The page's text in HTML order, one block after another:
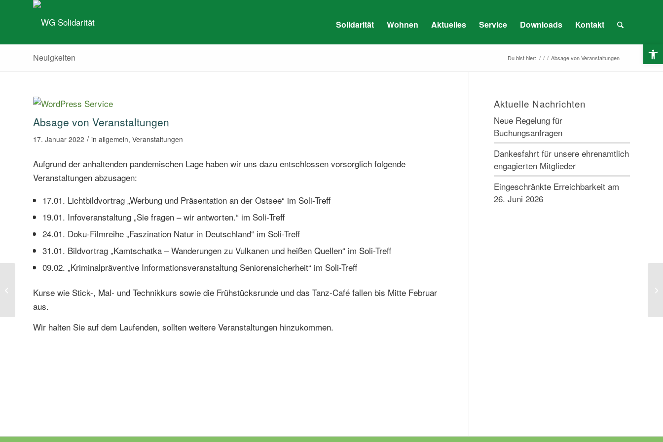
Solidarität Wohnen Aktuelles Service Downloads Kontakt
Neuigkeiten Du bist hier: / / / Absage von Veranstaltungen
Absage von Veranstaltungen
17. Januar 2022 / in allgemein, Veranstaltungen
Aufgrund der anhaltenden pandemischen Lage haben wir uns dazu entschlossen vorsorglich folgende
Veranstaltungen abzusagen:
17.01. Lichtbildvortrag „Werbung und Präsentation an der Ostsee“ im Soli-Treff
19.01. Infoveranstaltung „Sie fragen – wir antworten.“ im Soli-Treff
24.01. Doku-Filmreihe „Faszination Natur in Deutschland“ im Soli-Treff
31.01. Bildvortrag „Kamtschatka – Wanderungen zu Vulkanen und heißen Quellen“ im Soli-Treff
09.02. „Kriminalpräventive Informationsveranstaltung Seniorensicherheit“ im Soli-Treff
Kurse wie Stick-, Mal- und Technikkurs sowie die Frühstücksrunde und das Tanz-Café fallen bis Mitte Februar
aus.
Wir halten Sie auf dem Laufenden, sollten weitere Veranstaltungen hinzukommen.
Aktuelle Nachrichten
Neue Regelung für
Buchungsanfragen
Dankesfahrt für unsere ehrenamtlich
engagierten Mitglieder
Eingeschränkte Erreichbarkeit am
26. Juni 2026
eingeschränkter